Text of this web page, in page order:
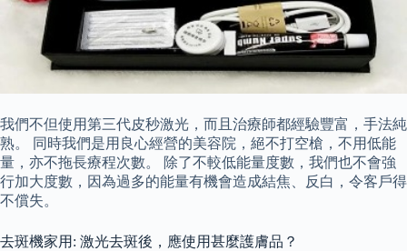
我們不但使用第三代皮秒激光，而且治療師都經驗豐富，手法純
熟。 同時我們是用良心經營的美容院，絕不打空槍，不用低能
量，亦不拖長療程次數。 除了不較低能量度數，我們也不會強
行加大度數，因為過多的能量有機會造成結焦、反白，令客戶得
不償失。
去斑機家用: 激光去斑後，應使用甚麼護膚品？